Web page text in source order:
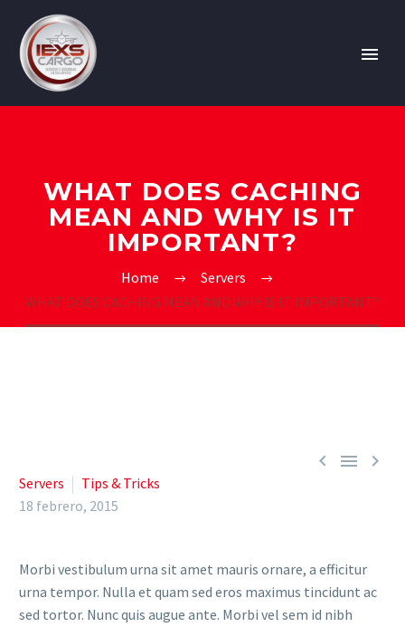
WHAT DOES CACHING
MEAN AND WHY IS IT
IMPORTANT?
Home
Servers
WHAT DOES CACHING MEAN AND WHY IS IT IMPORTANT?
  
Servers
Tips & Tricks
18 febrero, 2015
Morbi vestibulum urna sit amet mauris ornare, a efficitur
urna tempor. Nulla et quam sed eros maximus tincidunt ac
sed tortor. Nunc quis augue ante. Morbi vel sem id nibh